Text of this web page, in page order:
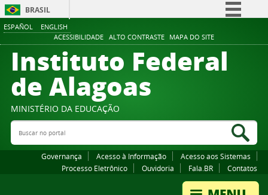
ESPAÑOL ENGLISH
ACESSIBILIDADE ALTO CONTRASTE MAPA DO SITE
BRASIL
Comunica BR
Participe
Canais
Instituto Federal
de Alagoas
MINISTÉRIO DA EDUCAÇÃO
Buscar no portal
Governança Acesso à Informação
Acesso aos Sistemas
Processo Eletrônico
Ouvidoria Fala.BR Contatos